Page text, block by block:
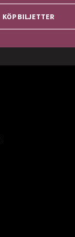
KÖP BILJETTER